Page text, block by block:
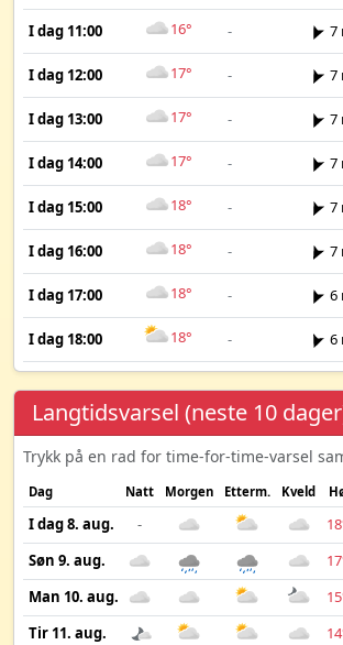
I dag 11:00 16° - 7
I dag 12:00 17° - 7
I dag 13:00 17° - 7
I dag 14:00 17° - 7
I dag 15:00 18° - 7
I dag 16:00 18° - 7
I dag 17:00 18° - 6
I dag 18:00 18° - 6
Langtidsvarsel (neste 10
Trykk på en rad for time-for-time-varsel
Dag Natt Morgen Etterm. Kveld
I dag 8. aug. -
Søn 9. aug.
Man 10. aug.
Tir 11. aug.